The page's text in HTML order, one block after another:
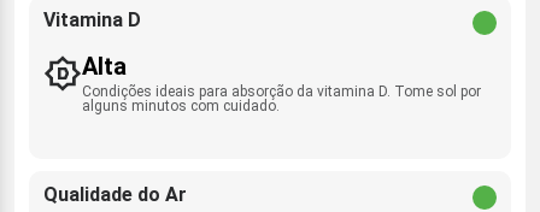
Vitamina D
Alta
Condições ideais para absorção da vitamina D. Tome sol por
alguns minutos com cuidado.
Qualidade do Ar